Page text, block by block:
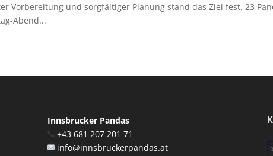
Vorbereitung und sorgfältiger Planung stand das Ziel fest. 23
Abend...
Innsbrucker Pandas
+43 681 207 201 71
info@innsbruckerpandas.at